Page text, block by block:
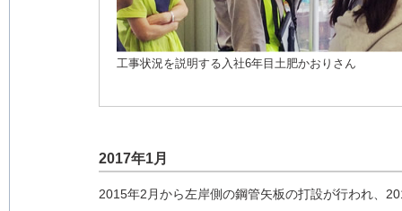
工事状況を説明する入社6年目土肥かおりさん
2017年1月
2015年2月から左岸側の鋼管矢板の打設が行われ、